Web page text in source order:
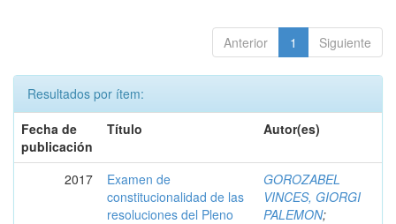
Anterior 1 Siguiente
Resultados por ítem:
Fecha de
publicación
Título Autor(es)
2017
Examen de
constitucionalidad de las
resoluciones del Pleno
GOROZABEL
VINCES, GIORGI
PALEMON;